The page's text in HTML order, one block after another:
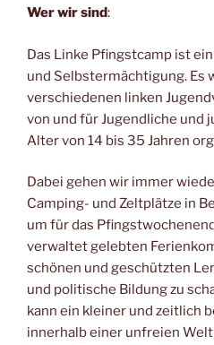
Wer wir sind:
Das Linke Pfingstcamp ist
und Selbstermächtigung. Es
verschiedenen linken
von und für Jugendliche und
Alter von 14 bis 35 Jahren
Dabei gehen wir immer
Camping- und Zeltplätze in
um für das
verwaltet gelebten
schönen und geschützten
und politische Bildung zu
kann ein kleiner und zeitlich
innerhalb einer unfreien